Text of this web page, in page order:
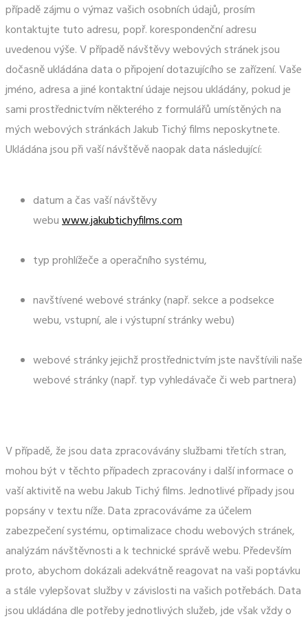
případě zájmu o výmaz vašich osobních údajů, prosím
kontaktujte tuto adresu, popř. korespondenční adresu
uvedenou výše. V případě návštěvy webových stránek jsou
dočasně ukládána data o připojení dotazujícího se zařízení. Vaše
jméno, adresa a jiné kontaktní údaje nejsou ukládány, pokud je
sami prostřednictvím některého z formulářů umístěných na
mých webových stránkách Jakub Tichý films neposkytnete.
Ukládána jsou při vaší návštěvě naopak data následující:
datum a čas vaší návštěvy
webuwww.jakubtichyfilms.com
typ prohlížeče a operačního systému,
navštívené webové stránky (např. sekce a podsekce
webu, vstupní, ale i výstupní stránky webu)
webové stránky jejichž prostřednictvím jste navštívili naše
webové stránky (např. typ vyhledávače či web partnera)
V případě, že jsou data zpracovávány službami třetích stran,
mohou být v těchto případech zpracovány i další informace o
vaší aktivitě na webu Jakub Tichý films. Jednotlivé případy jsou
popsány v textu níže. Data zpracováváme za účelem
zabezpečení systému, optimalizace chodu webových stránek,
analýzám návštěvnosti a k technické správě webu. Především
proto, abychom dokázali adekvátně reagovat na vaši poptávku
a stále vylepšovat služby v závislosti na vašich potřebách. Data
jsou ukládána dle potřeby jednotlivých služeb, jde však vždy o